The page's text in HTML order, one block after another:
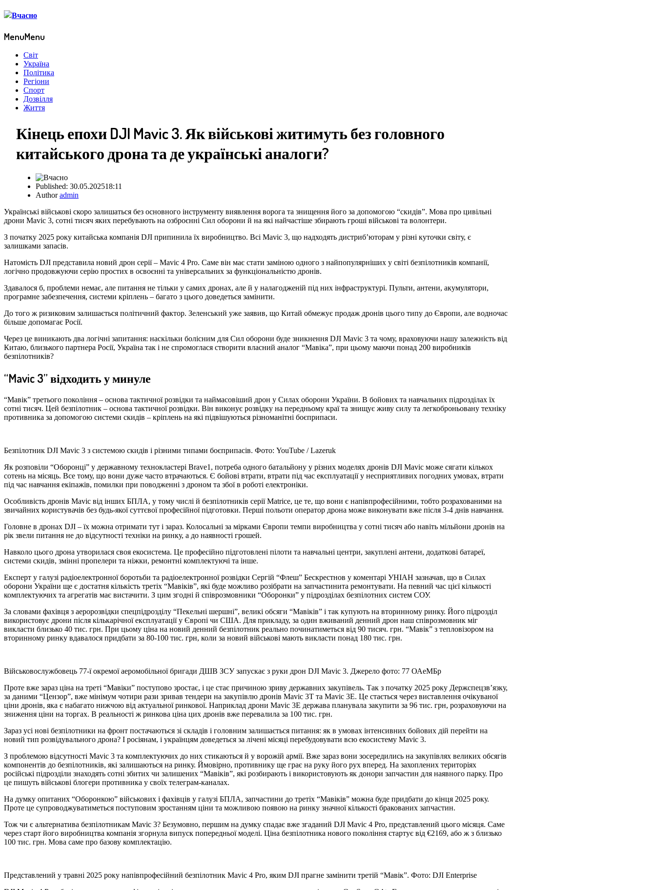
MenuMenu
Світ
Україна
Політика
Регіони
Спорт
Дозвілля
Життя
Кінець епохи DJI Mavic 3. Як військові житимуть без головного
китайського дрона та де українські аналоги?
Published: 30.05.202518:11
Authoradmin
Українські військові скоро залишаться без основного інструменту виявлення ворога та знищення його за допомогою “скидів”. Мова про цивільні
дрони Mavic 3, сотні тисяч яких перебувають на озброєнні Сил оборони й на які найчастіше збирають гроші військові та волонтери.
З початку 2025 року китайська компанія DJI припинила їх виробництво. Всі Mavic 3, що надходять дистриб’юторам у різні куточки світу, є
залишками запасів.
Натомість DJI представила новий дрон серії – Mavic 4 Pro. Саме він має стати заміною одного з найпопулярніших у світі безпілотників компанії,
логічно продовжуючи серію простих в освоєнні та універсальних за функціональністю дронів.
Здавалося б, проблеми немає, але питання не тільки у самих дронах, але й у налагодженій під них інфраструктурі. Пульти, антени, акумулятори,
програмне забезпечення, системи кріплень – багато з цього доведеться замінити.
До того ж ризиковим залишається політичний фактор. Зеленський уже заявив, що Китай обмежує продаж дронів цього типу до Європи, але водночас
більше допомагає Росії.
Через це виникають два логічні запитання: наскільки болісним для Сил оборони буде зникнення DJI Mavic 3 та чому, враховуючи нашу залежність від
Китаю, близького партнера Росії, Україна так і не спромоглася створити власний аналог “Мавіка”, при цьому маючи понад 200 виробників
безпілотників?
“Mavic 3” відходить у минуле
“Мавік” третього покоління – основа тактичної розвідки та наймасовіший дрон у Силах оборони України. В бойових та навчальних підрозділах їх
сотні тисяч. Цей безпілотник – основа тактичної розвідки. Він виконує розвідку на передньому краї та знищує живу силу та легкоброньовану техніку
противника за допомогою системи скидів – кріплень на які підвішуються різноманітні боєприпаси.
Безпілотник DJI Mavic 3 з системою скидів і різними типами боєприпасів. Фото: YouTube / Lazeruk
Як розповіли “Оборонці” у державному технокластері Brave1, потреба одного батальйону у різних моделях дронів DJI Mavic може сягати кількох
сотень на місяць. Все тому, що вони дуже часто втрачаються. Є бойові втрати, втрати під час експлуатації у несприятливих погодних умовах, втрати
під час навчання екіпажів, помилки при поводженні з дроном та збої в роботі електроніки.
Особливість дронів Mavic від інших БПЛА, у тому числі й безпілотників серії Matrice, це те, що вони є напівпрофесійними, тобто розрахованими на
звичайних користувачів без будь-якої суттєвої професійної підготовки. Перші польоти оператор дрона може виконувати вже після 3-4 днів навчання.
Головне в дронах DJI – їх можна отримати тут і зараз. Колосальні за мірками Європи темпи виробництва у сотні тисяч або навіть мільйони дронів на
рік звели питання не до відсутності техніки на ринку, а до наявності грошей.
Навколо цього дрона утворилася своя екосистема. Це професійно підготовлені пілоти та навчальні центри, закуплені антени, додаткові батареї,
системи скидів, змінні пропелери та ніжки, ремонтні комплектуючі та інше.
Експерт у галузі радіоелектронної боротьби та радіоелектронної розвідки Сергій “Флеш” Бескрестнов у коментарі УНІАН зазначав, що в Силах
оборони України ще є достатня кількість третіх “Мавіків”, які буде можливо розібрати на запчастинита ремонтувати. На певний час цієї кількості
комплектуючих та агрегатів має вистачити. З цим згодні й співрозмовники “Оборонки” у підрозділах безпілотних систем СОУ.
За словами фахівця з аеророзвідки спецпідрозділу “Пекельні шершні”, великі обсяги “Мавіків” і так купують на вторинному ринку. Його підрозділ
використовує дрони після кількарічної експлуатації у Європі чи США. Для прикладу, за один вживаний денний дрон наш співрозмовник міг
викласти близько 40 тис. грн. При цьому ціна на новий денний безпілотник реально починатиметься від 90 тисяч. грн. “Мавік” з тепловізором на
вторинному ринку вдавалося придбати за 80-100 тис. грн, коли за новий військові мають викласти понад 180 тис. грн.
Військовослужбовець 77-ї окремої аеромобільної бригади ДШВ ЗСУ запускає з руки дрон DJI Mavic 3. Джерело фото: 77 ОАеМБр
Проте вже зараз ціна на треті “Мавіки” поступово зростає, і це стає причиною зриву державних закупівель. Так з початку 2025 року Держспецзв’язку,
за даними “Цензор”, вже мінімум чотири рази зривав тендери на закупівлю дронів Mavic 3T та Mavic 3E. Це стається через виставлення очікуваної
ціни дронів, яка є набагато нижчою від актуальної ринкової. Наприклад дрони Mavic 3E держава планувала закупити за 96 тис. грн, розраховуючи на
зниження ціни на торгах. В реальності ж ринкова ціна цих дронів вже перевалила за 100 тис. грн.
Зараз усі нові безпілотники на фронт постачаються зі складів і головним залишається питання: як в умовах інтенсивних бойових дій перейти на
новий тип розвідувального дрона? І росіянам, і українцям доведеться за лічені місяці перебудовувати всю екосистему Mavic 3.
З проблемою відсутності Mavic 3 та комплектуючих до них стикаються й у ворожій армії. Вже зараз вони зосередились на закупівлях великих обсягів
компонентів до безпілотників, які залишаються на ринку. Ймовірно, противнику ще грає на руку його рух вперед. На захоплених територіях
російські підрозділи знаходять сотні збитих чи залишених “Мавіків”, які розбирають і використовують як донори запчастин для наявного парку. Про
це пишуть військові блогери противника у своїх телеграм-каналах.
На думку опитаних “Оборонкою” військових і фахівців у галузі БПЛА, запчастини до третіх “Мавіків” можна буде придбати до кінця 2025 року.
Проте це супроводжуватиметься поступовим зростанням ціни та можливою появою на ринку значної кількості бракованих запчастин.
Тож чи є альтернатива безпілотникам Mavic 3? Безумовно, першим на думку спадає вже згаданий DJI Mavic 4 Pro, представлений цього місяця. Саме
через старт його виробництва компанія згорнула випуск попередньої моделі. Ціна безпілотника нового покоління стартує від €2169, або ж з близько
100 тис. грн. Мова саме про базову комплектацію.
Представлений у травні 2025 року напівпрофесійний безпілотник Mavic 4 Pro, яким DJI прагне замінити третій “Мавік”. Фото: DJI Enterprise